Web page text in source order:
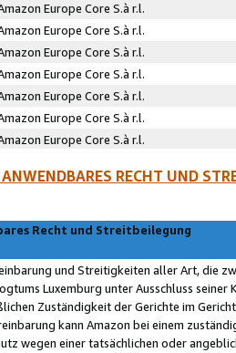
Europe Core S.à r.l.
Europe Core S.à r.l.
Europe Core S.à r.l.
Europe Core S.à r.l.
Europe Core S.à r.l.
Europe Core S.à r.l.
Europe Core S.à r.l.
RECHT UND
Recht und Streitbeilegung
und Streitigkeiten aller Art, die
Luxemburg unter Ausschluss
Zuständigkeit der Gerichte im
kann Amazon bei einem
wegen einer tatsächlichen oder